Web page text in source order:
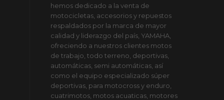
hemos dedicado a la venta de
motocicletas, accesorios y repuestos
respaldados por la marca de mayor
calidad y liderazgo del país, YAMAHA,
ofreciendo a nuestros clientes motos
de trabajo, todo terreno, deportivas,
automáticas, semi automáticas, así
como el equipo especializado súper
deportivas, para motocross y enduro,
cuatrimotos, motos acuaticas, motores